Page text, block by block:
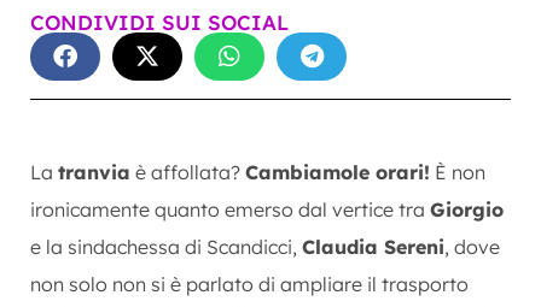
CONDIVIDI SUI SOCIAL
La tranvia è affollata? Cambiamole orari! È non
ironicamente quanto emerso dal vertice tra Giorgio
e la sindachessa di Scandicci, Claudia Sereni, dove
non solo non si è parlato di ampliare il trasporto